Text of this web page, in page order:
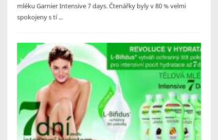
mléku Garnier Intensive 7 days. Čtenářky byly v 80 % velmi
spokojeny s tí ...